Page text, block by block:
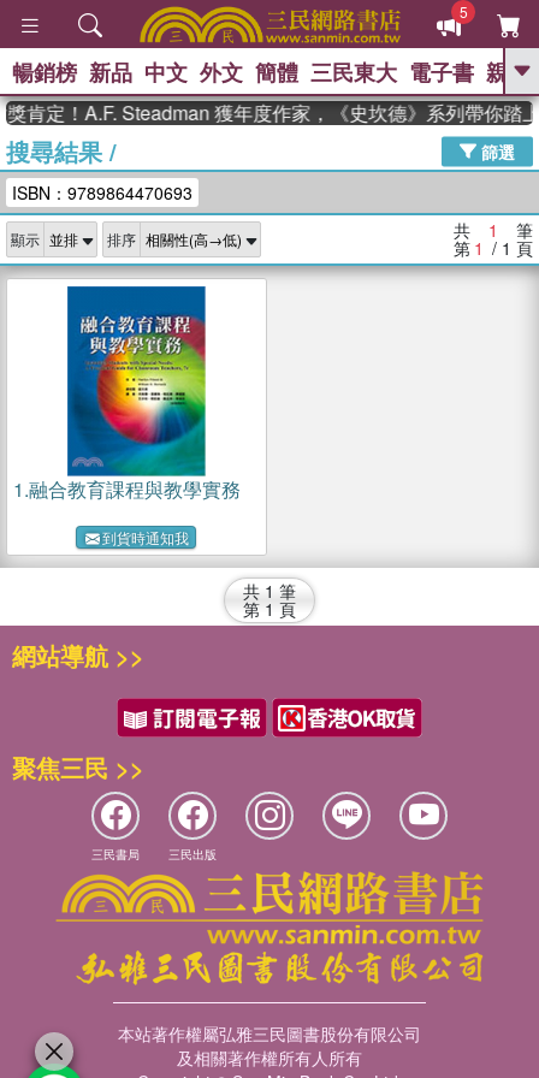
5
GO
The Odyssey 、
父親節 、 如果歷史是一群喵 、 暑期
念華 、 台灣的李登輝時代 、 數學女
孩：黎曼猜想
偉大的迷走神經
暢銷榜 新品 中文 外文 簡體 三民東大 電子書 親子
肯定！A.F. Steadman 獲年度作家，《史坎德》系列帶你踏
搜尋結果/
篩選
ISBN：9789864470693
顯示 排序 共 1 筆
第 1 / 1 頁
1.融合教育課程與教學實務
到貨時通知我
共 1 筆
第 1 頁
網站導航 >>
聚焦三民 >>
三民書局 三民出版
本站著作權屬弘雅三民圖書股份有限公司
及相關著作權所有人所有